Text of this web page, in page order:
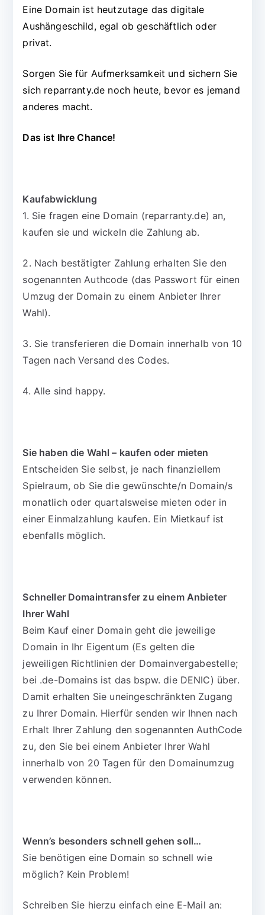
Eine Domain ist heutzutage das digitale
Aushängeschild, egal ob geschäftlich oder
privat.
Sorgen Sie für Aufmerksamkeit und sichern Sie
sich reparranty.de noch heute, bevor es jemand
anderes macht.
Das ist Ihre Chance!
Kaufabwicklung
1. Sie fragen eine Domain (reparranty.de) an,
kaufen sie und wickeln die Zahlung ab.
2. Nach bestätigter Zahlung erhalten Sie den
sogenannten Authcode (das Passwort für einen
Umzug der Domain zu einem Anbieter Ihrer
Wahl).
3. Sie transferieren die Domain innerhalb von 10
Tagen nach Versand des Codes.
4. Alle sind happy.
Sie haben die Wahl – kaufen oder mieten
Entscheiden Sie selbst, je nach finanziellem
Spielraum, ob Sie die gewünschte/n Domain/s
monatlich oder quartalsweise mieten oder in
einer Einmalzahlung kaufen. Ein Mietkauf ist
ebenfalls möglich.
Schneller Domaintransfer zu einem Anbieter
Ihrer Wahl
Beim Kauf einer Domain geht die jeweilige
Domain in Ihr Eigentum (Es gelten die
jeweiligen Richtlinien der Domainvergabestelle;
bei .de-Domains ist das bspw. die DENIC) über.
Damit erhalten Sie uneingeschränkten Zugang
zu Ihrer Domain. Hierfür senden wir Ihnen nach
Erhalt Ihrer Zahlung den sogenannten AuthCode
zu, den Sie bei einem Anbieter Ihrer Wahl
innerhalb von 20 Tagen für den Domainumzug
verwenden können.
Wenn’s besonders schnell gehen soll…
Sie benötigen eine Domain so schnell wie
möglich? Kein Problem!
Schreiben Sie hierzu einfach eine E-Mail an: